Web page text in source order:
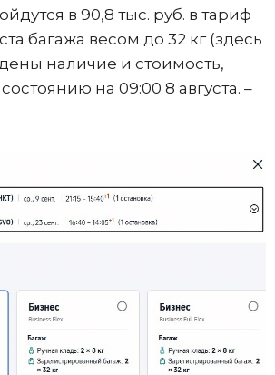
в 90,8 тыс. руб. в тариф
багажа весом до 32 кг (здесь
наличие и стоимость,
на 09:00 8 августа. –